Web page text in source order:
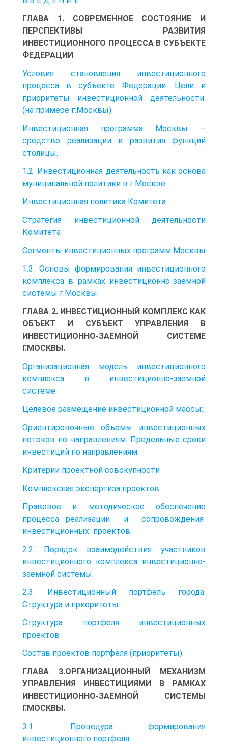
ГЛАВА 1. СОВРЕМЕННОЕ СОСТОЯНИЕ И
ПЕРСПЕКТИВЫ РАЗВИТИЯ
ИНВЕСТИЦИОННОГО ПРОЦЕССА В СУБЪЕКТЕ
ФЕДЕРАЦИИ
Условия становления инвестиционного
процесса в субъекте Федерации. Цели и
приоритеты инвестиционной деятельности.
(на примере г.Москвы).
Инвестиционная программа Москвы –
средство реализации и развития функций
столицы.
1.2. Инвестиционная деятельность как основа
муниципальной политики в г.Москве.
Инвестиционная политика Комитета
Стратегия инвестиционной деятельности
Комитета
Сегменты инвестиционных программ Москвы
1.3. Основы формирования инвестиционного
комплекса в рамках инвестиционно-заемной
системы г.Москвы.
ГЛАВА 2. ИНВЕСТИЦИОННЫЙ КОМПЛЕКС КАК
ОБЪЕКТ И СУБЪЕКТ УПРАВЛЕНИЯ В
ИНВЕСТИЦИОННО-ЗАЕМНОЙ СИСТЕМЕ
Г.МОСКВЫ.
Организационная модель инвестиционного
комплекса в инвестиционно-заемной
системе.
Целевое размещение инвестиционной массы:
Ориентировочные объемы инвестиционных
потоков по направлениям. Предельные сроки
инвестиций по направлениям.
Критерии проектной совокупности
Комплексная экспертиза проектов.
Правовое и методическое обеспечение
процесса реализации и сопровождения
инвестиционных проектов.
2.2. Порядок взаимодействия участников
инвестиционного комплекса инвестиционно-
заемной системы.
2.3. Инвестиционный портфель города.
Структура и приоритеты.
Структура портфеля инвестиционных
проектов
Состав проектов портфеля (приоритеты).
ГЛАВА 3.ОРГАНИЗАЦИОННЫЙ МЕХАНИЗМ
УПРАВЛЕНИЯ ИНВЕСТИЦИЯМИ В РАМКАХ
ИНВЕСТИЦИОННО-ЗАЕМНОЙ СИСТЕМЫ
Г.МОСКВЫ.
3.1. Процедура формирования
инвестиционного портфеля.